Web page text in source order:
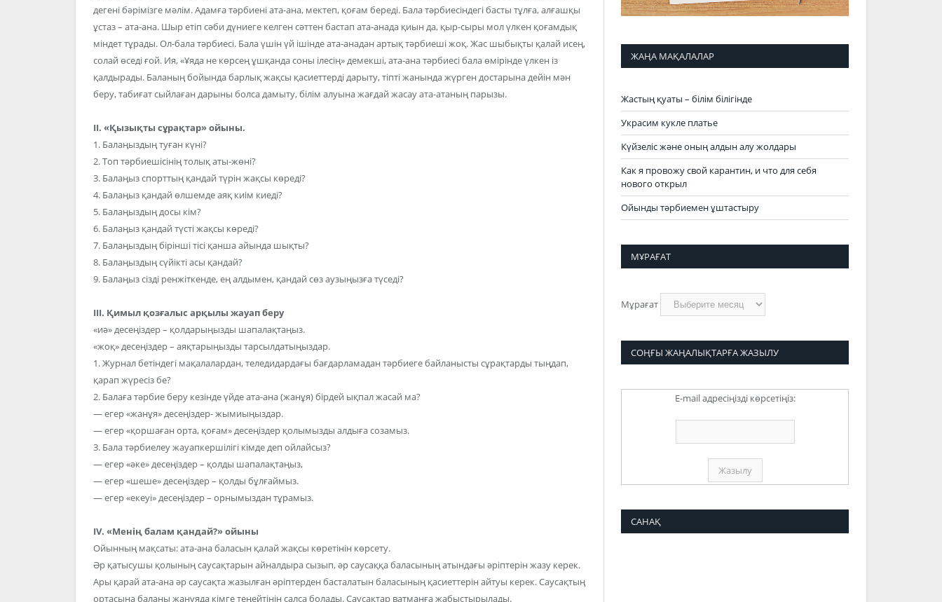
дегені бәрімізге мәлім. Адамға тәрбиені ата-ана, мектеп, қоғам береді. Бала тәрбиесіндегі басты тұлға, алғашқы
ұстаз – ата-ана. Шыр етіп сәби дүниеге келген сәттен бастап ата-анада қиын да, қыр-сыры мол үлкен қоғамдық
міндет тұрады. Ол-бала тәрбиесі. Бала үшін үй ішінде ата-анадан артық тәрбиеші жоқ. Жас шыбықты қалай исең,
солай өседі ғой. Ия, «Ұяда не көрсең ұшқанда соны ілесің» демекші, ата-ана тәрбиесі бала өмірінде үлкен із
қалдырады. Баланың бойында барлық жақсы қасиеттерді дарыту, тіпті жанында жүрген достарына дейін мән
беру, табиғат сыйлаған дарыны болса дамыту, білім алуына жағдай жасау ата-атаның парызы.
II. «Қызықты сұрақтар» ойыны.
1. Балаңыздың туған күні?
2. Топ тәрбиешісінің толық аты-жөні?
3. Балаңыз спорттың қандай түрін жақсы көреді?
4. Балаңыз қандай өлшемде аяқ киім киеді?
5. Балаңыздың досы кім?
6. Балаңыз қандай түсті жақсы көреді?
7. Балаңыздың бірінші тісі қанша айында шықты?
8. Балаңыздың сүйікті асы қандай?
9. Балаңыз сізді ренжіткенде, ең алдымен, қандай сөз аузыңызға түседі?
III. Қимыл қозғалыс арқылы жауап беру
«иә» десеңіздер – қолдарыңызды шапалақтаңыз.
«жоқ» десеңіздер – аяқтарыңызды тарсылдатыңыздар.
1. Журнал бетіндегі мақалалардан, теледидардағы бағдарламадан тәрбиеге байланысты сұрақтарды тыңдап,
қарап жүресіз бе?
2. Балаға тәрбие беру кезінде үйде ата-ана (жанұя) бірдей ықпал жасай ма?
— егер «жанұя» десеңіздер- жымиыңыздар.
— егер «қоршаған орта, қоғам» десеңіздер қолымызды алдыға созамыз.
3. Бала тәрбиелеу жауапкершілігі кімде деп ойлайсыз?
— егер «әке» десеңіздер – қолды шапалақтаңыз,
— егер «шеше» десеңіздер – қолды бұлғаймыз.
— егер «екеуі» десеңіздер – орнымыздан тұрамыз.
IV. «Менің балам қандай?» ойыны
Ойынның мақсаты: ата-ана баласын қалай жақсы көретінін көрсету.
Әр қатысушы қолының саусақтарын айналдыра сызып, әр саусаққа баласының атындағы әріптерін жазу керек.
Ары қарай ата-ана әр саусақта жазылған әріптерден басталатын баласының қасиеттерін айтуы керек. Саусақтың
ортасына баланы жанұяда кімге теңейтінін салса болады. Саусақтар ватманға жабыстырылады.
ЖАҢА МАҚАЛАЛАР
Жастың қуаты – білім білігінде
Украсим кукле платье
Күйзеліс және оның алдын алу жолдары
Как я провожу свой карантин, и что для себя
нового открыл
Ойынды тәрбиемен ұштастыру
МҰРАҒАТ
Мұрағат
СОҢҒЫ ЖАҢАЛЫҚТАРҒА ЖАЗЫЛУ
E-mail адресіңізді көрсетіңіз:
САНАҚ